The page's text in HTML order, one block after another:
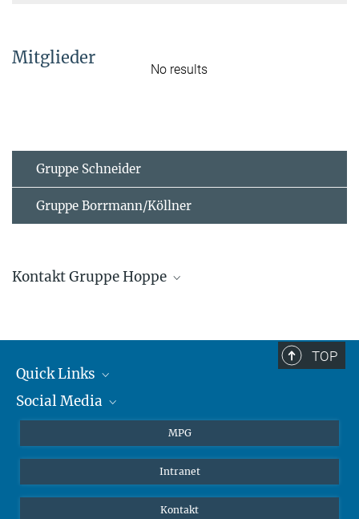
Mitglieder
No results
Gruppe Schneider
Gruppe Borrmann/Köllner
Kontakt Gruppe Hoppe
TOP
Quick Links
Journalisten
Alumni
Social Media
Facebook
Instagram
MPG
Intranet
Kontakt